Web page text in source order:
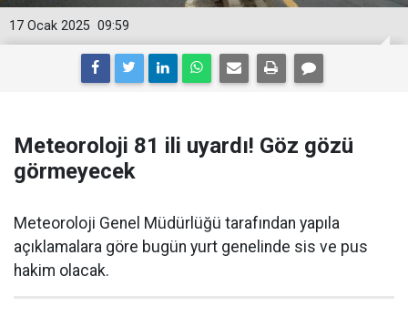
09:59
17 Ocak 2025
Meteoroloji 81 ili uyardı! Göz gözü
görmeyecek
Meteoroloji Genel Müdürlüğü tarafından yapıla
açıklamalara göre bugün yurt genelinde sis ve pus
hakim olacak.